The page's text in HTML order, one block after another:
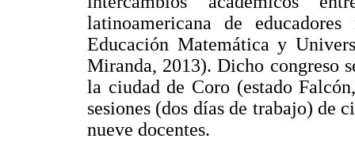
latinoamericana de
Educación Matemática y
Miranda, 2013). Dicho congreso
la ciudad de Coro (estado
sesiones (dos días de trabajo) de
nueve docentes.